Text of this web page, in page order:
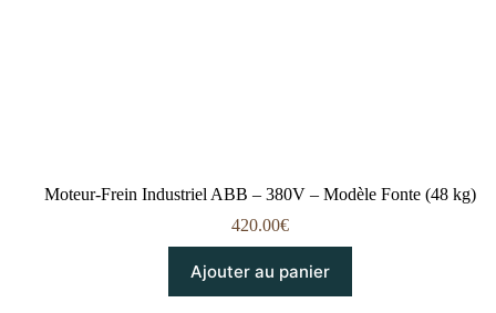
Moteur-Frein Industriel ABB – 380V – Modèle Fonte (48 kg)
420.00€
Ajouter au panier